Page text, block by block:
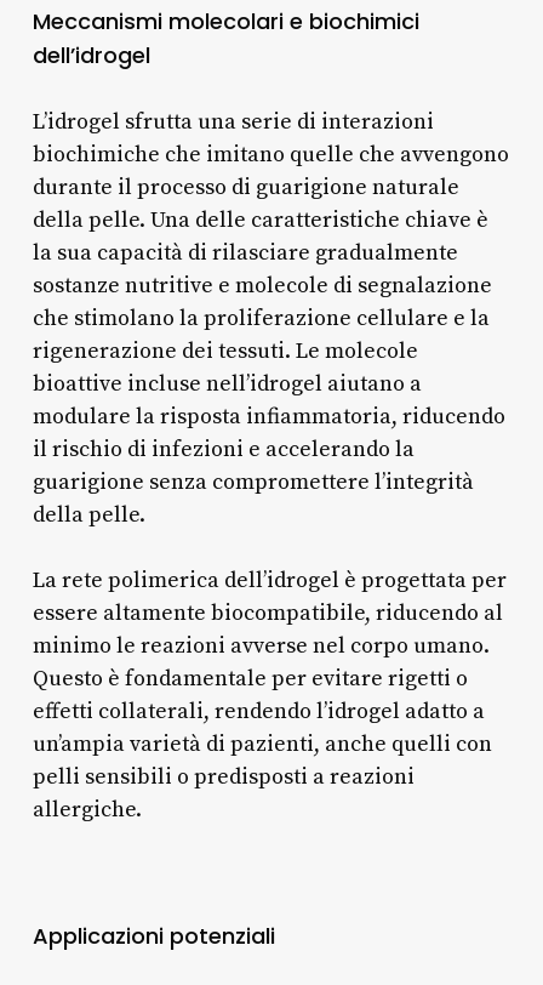
Meccanismi molecolari e biochimici
dell’idrogel
L’idrogel sfrutta una serie di interazioni
biochimiche che imitano quelle che avvengono
durante il processo di guarigione naturale
della pelle. Una delle caratteristiche chiave è
la sua capacità di rilasciare gradualmente
sostanze nutritive e molecole di segnalazione
che stimolano la proliferazione cellulare e la
rigenerazione dei tessuti. Le molecole
bioattive incluse nell’idrogel aiutano a
modulare la risposta infiammatoria, riducendo
il rischio di infezioni e accelerando la
guarigione senza compromettere l’integrità
della pelle.
La rete polimerica dell’idrogel è progettata per
essere altamente biocompatibile, riducendo al
minimo le reazioni avverse nel corpo umano.
Questo è fondamentale per evitare rigetti o
effetti collaterali, rendendo l’idrogel adatto a
un’ampia varietà di pazienti, anche quelli con
pelli sensibili o predisposti a reazioni
allergiche.
Applicazioni potenziali